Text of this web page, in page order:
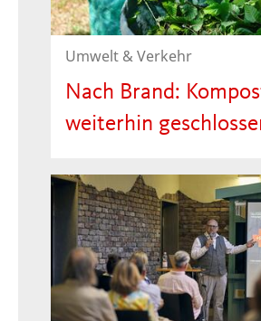
Umwelt & Verkehr
Nach Brand:
weiterhin
Friesenheimer Insel
Kompostplatz in der
Ölhafenstraße bis
08. August 2026